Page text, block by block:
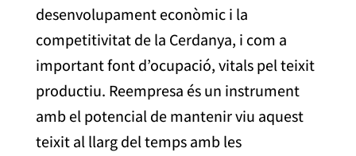
desenvolupament econòmic i la
competitivitat de la Cerdanya, i com a
important font d’ocupació, vitals pel teixit
productiu. Reempresa és un instrument
amb el potencial de mantenir viu aquest
teixit al llarg del temps amb les